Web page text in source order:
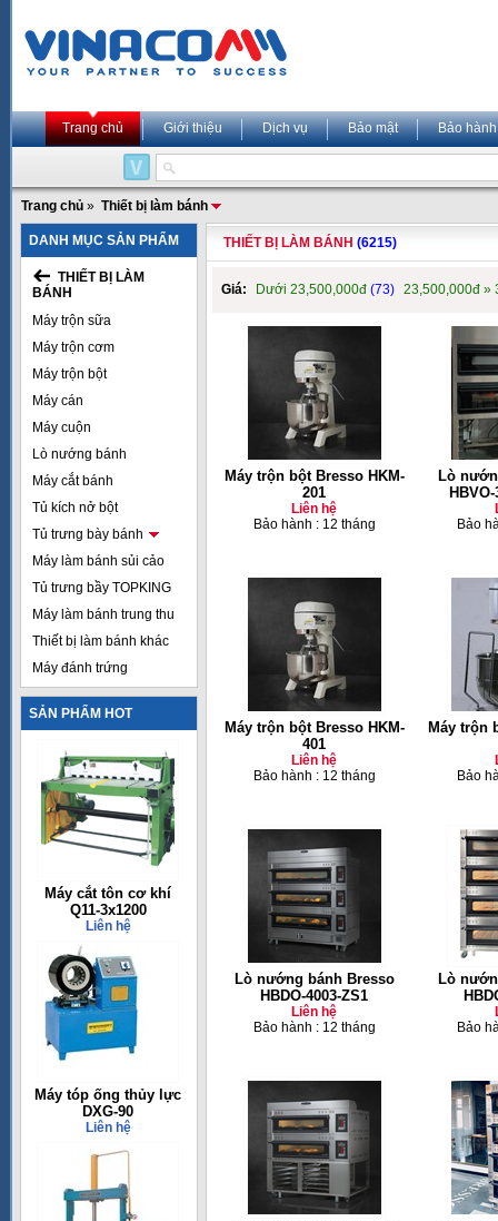
Trang chủ Giới thiệu Dịch vụ Bảo mật Bảo hành
Trang chủ » Thiết bị làm bánh
DANH MỤC SẢN PHẨM
THIẾT BỊ LÀM
BÁNH
Máy trộn sữa
Máy trộn cơm
Máy trộn bột
Máy cán
Máy cuộn
Lò nướng bánh
Máy cắt bánh
Tủ kích nở bột
Tủ trưng bày bánh
Máy làm bánh sủi cảo
Tủ trưng bầy TOPKING
Máy làm bánh trung thu
Thiết bị làm bánh khác
Máy đánh trứng
SẢN PHẨM HOT
Máy cắt tôn cơ khí
Q11-3x1200
Liên hệ
Máy tóp ống thủy lực
DXG-90
Liên hệ
THIẾT BỊ LÀM BÁNH (6215)
Giá: Dưới 23,500,000đ (73) 23,500,000đ »
Máy trộn bột Bresso HKM-
201
Liên hệ
Bảo hành : 12 tháng
Lò
Bảo
Máy trộn bột Bresso HKM-
401
Liên hệ
Bảo hành : 12 tháng
Máy trộn
Bảo
Lò nướng bánh Bresso
HBDO-4003-ZS1
Liên hệ
Bảo hành : 12 tháng
Lò
Bảo